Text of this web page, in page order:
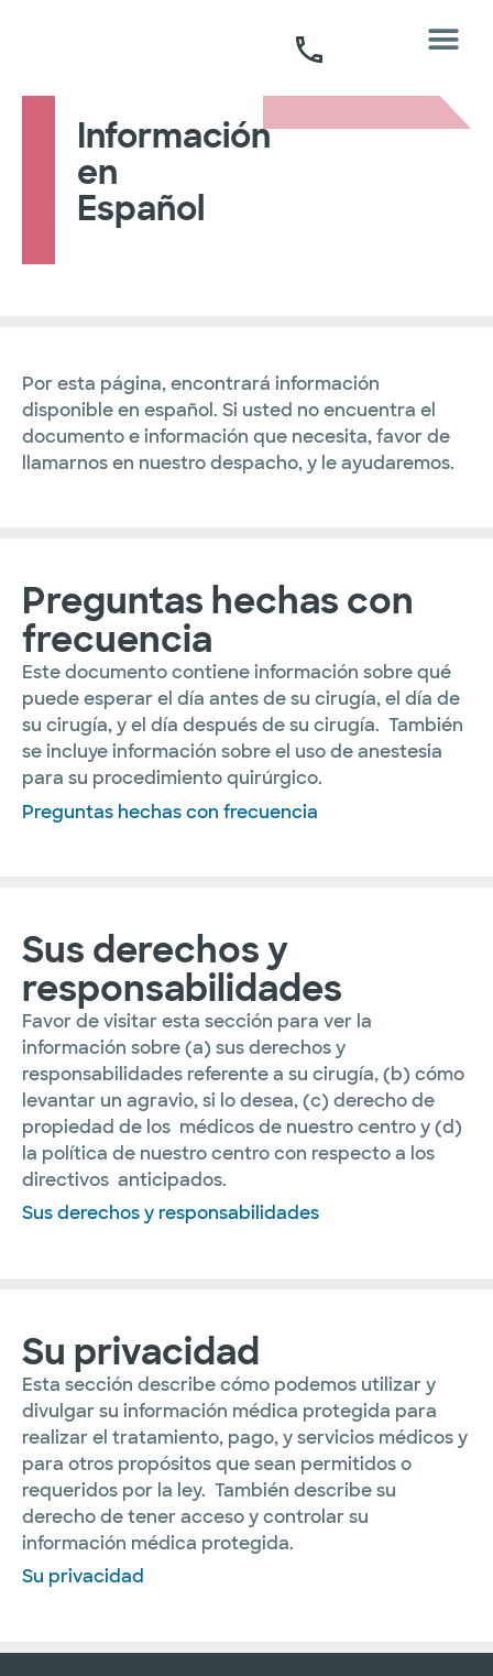
Información
en
Español
Por esta página, encontrará información
disponible en español. Si usted no encuentra el
documento e información que necesita, favor de
llamarnos en nuestro despacho, y le ayudaremos.
Preguntas hechas con
frecuencia
Este documento contiene información sobre qué
puede esperar el día antes de su cirugía, el día de
su cirugía, y el día después de su cirugía. También
se incluye información sobre el uso de anestesia
para su procedimiento quirúrgico.
Preguntas hechas con frecuencia
Sus derechos y
responsabilidades
Favor de visitar esta sección para ver la
información sobre (a) sus derechos y
responsabilidades referente a su cirugía, (b) cómo
levantar un agravio, si lo desea, (c) derecho de
propiedad de los médicos de nuestro centro y (d)
la política de nuestro centro con respecto a los
directivos anticipados.
Sus derechos y responsabilidades
Su privacidad
Esta sección describe cómo podemos utilizar y
divulgar su información médica protegida para
realizar el tratamiento, pago, y servicios médicos y
para otros propósitos que sean permitidos o
requeridos por la ley. También describe su
derecho de tener acceso y controlar su
información médica protegida.
Su privacidad